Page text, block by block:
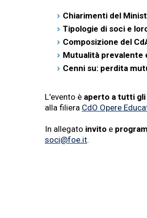
Chiarimenti del
Tipologie di soci e
Composizione del
Mutualità prevalente
Cenni su: perdita
L'evento è aperto a tutti
alla filiera CdO Opere
In allegato invito e
soci@foe.it.